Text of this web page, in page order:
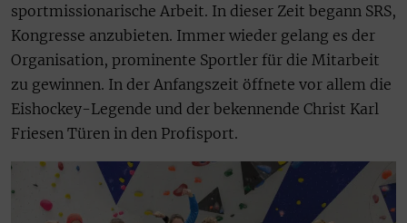
sportmissionarische Arbeit. In dieser Zeit begann SRS,
Kongresse anzubieten. Immer wieder gelang es der
Organisation, prominente Sportler für die Mitarbeit
zu gewinnen. In der Anfangszeit öffnete vor allem die
Eishockey-Legende und der bekennende Christ Karl
Friesen Türen in den Profisport.